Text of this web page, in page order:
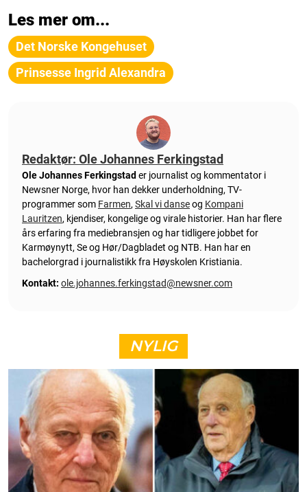
Les mer om...
Det Norske Kongehuset
Prinsesse Ingrid Alexandra
Redaktør: Ole Johannes Ferkingstad
Ole Johannes Ferkingstad er journalist og kommentator i
Newsner Norge, hvor han dekker underholdning, TV-
programmer som Farmen, Skal vi danseog Kompani
Lauritzen, kjendiser, kongelige og virale historier. Han har flere
års erfaring fra mediebransjen og har tidligere jobbet for
Karmøynytt, Se og Hør/Dagbladet og NTB. Han har en
bachelorgrad i journalistikk fra Høyskolen Kristiania.
Kontakt: ole.johannes.ferkingstad@newsner.com
NYLIG